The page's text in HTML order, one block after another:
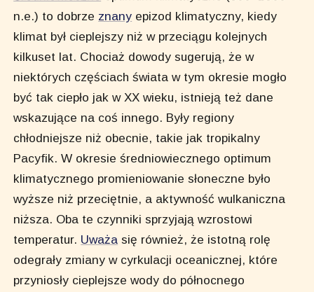
n.e.) to dobrze znany epizod klimatyczny, kiedy
klimat był cieplejszy niż w przeciągu kolejnych
kilkuset lat. Chociaż dowody sugerują, że w
niektórych częściach świata w tym okresie mogło
być tak ciepło jak w XX wieku, istnieją też dane
wskazujące na coś innego. Były regiony
chłodniejsze niż obecnie, takie jak tropikalny
Pacyfik. W okresie średniowiecznego optimum
klimatycznego promieniowanie słoneczne było
wyższe niż przeciętnie, a aktywność wulkaniczna
niższa. Oba te czynniki sprzyjają wzrostowi
temperatur. Uważa się również, że istotną rolę
odegrały zmiany w cyrkulacji oceanicznej, które
przyniosły cieplejsze wody do północnego